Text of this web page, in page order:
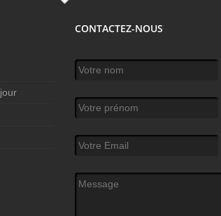
CONTACTEZ-NOUS
Votre nom
Votre prénom
Votre Email
Message